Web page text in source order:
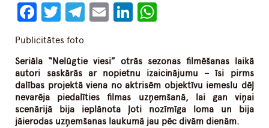
Facebook
Twitter
Telegram
EmailLinkedIn
Publicitātes foto
Seriāla “Nelūgtie viesi” otrās sezonas filmēšanas laikā
autori saskārās ar nopietnu izaicinājumu – īsi pirms
dalības projektā viena no aktrisēm objektīvu iemeslu dēļ
nevarēja piedalīties filmas uzņemšanā, lai gan viņai
scenārijā bija ieplānota ļoti nozīmīga loma un bija
jāierodas uzņemšanas laukumā jau pēc divām dienām.